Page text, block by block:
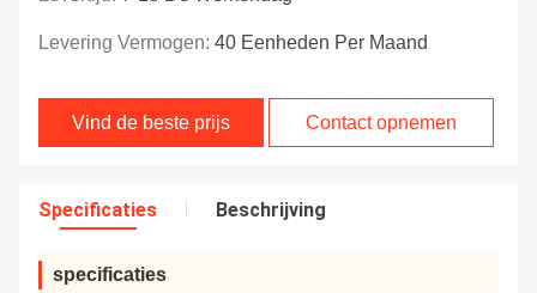
Levering Vermogen: 40 Eenheden Per Maand
Vind de beste prijs Contact opnemen
Specificaties Beschrijving
specificaties